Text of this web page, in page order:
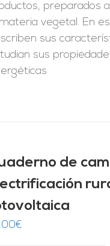
preparados
vegetal. En
sus
sus
de
€